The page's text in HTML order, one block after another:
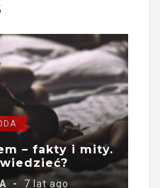
– fakty i mity.
7 lat ago